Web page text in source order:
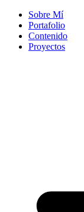
Sobre Mí
Portafolio
Contenido
Proyectos